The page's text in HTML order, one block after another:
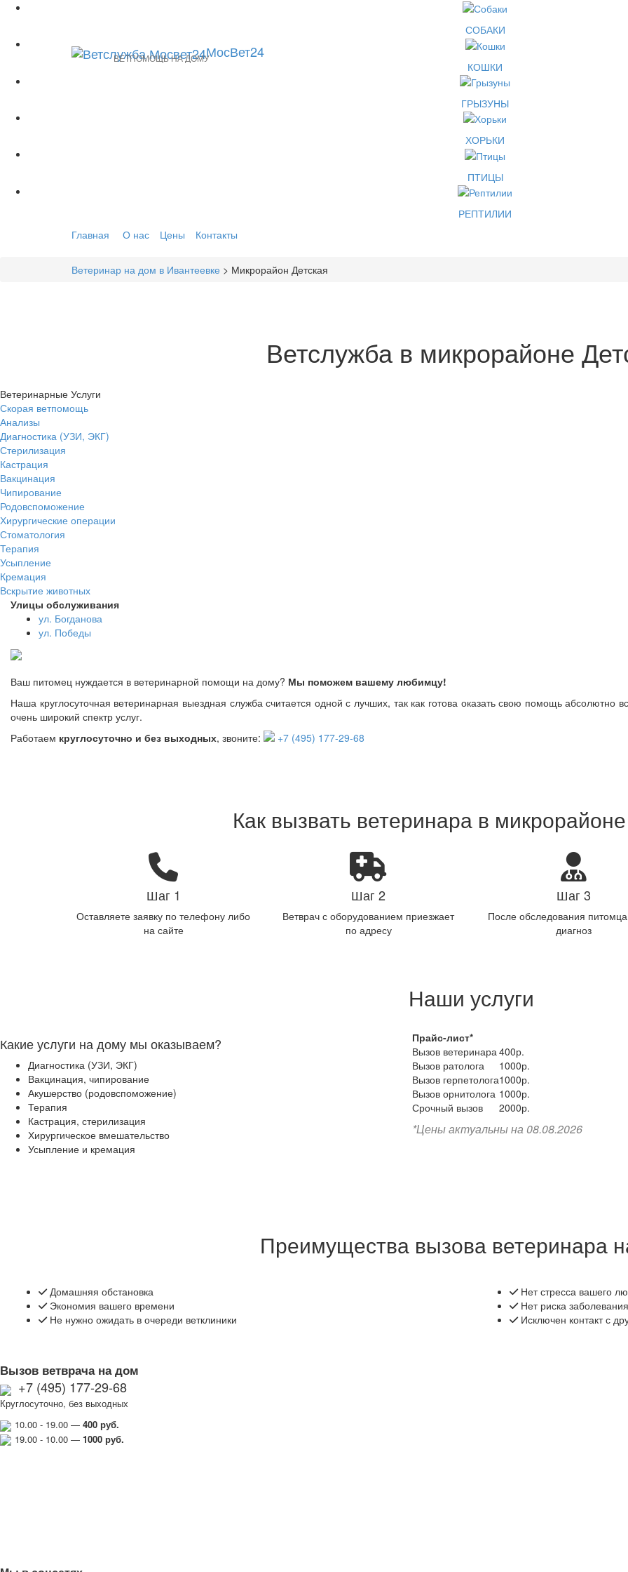
СОБАКИ
КОШКИ
ГРЫЗУНЫ
ХОРЬКИ
ПТИЦЫ
РЕПТИЛИИ
Главная
О нас Цены Контакты
МосВет24
ВЕТПОМОЩЬ НА ДОМУ
Ветеринар на дом в Ивантеевке > Микрорайон Детская
Ветслужба в микрорайоне
Ветеринарные Услуги
Скорая ветпомощь
Анализы
Диагностика (УЗИ, ЭКГ)
Стерилизация
Кастрация
Вакцинация
Чипирование
Родовспоможение
Хирургические операции
Стоматология
Терапия
Усыпление
Кремация
Вскрытие животных
Улицы обслуживания
ул. Богданова
ул. Победы
Ваш питомец нуждается в ветеринарной помощи на дому? Мы поможем вашему любимцу!
Наша круглосуточная ветеринарная выездная служба считается одной с лучших, так как готова оказать свою помощь
очень широкий спектр услуг.
Работаем круглосуточно и без выходных, звоните: +7 (495) 177-29-68
Как вызвать ветеринара в
Шаг 1
Оставляете заявку по телефону либо
на сайте
Шаг 2
Ветврач с оборудованием приезжает
по адресу
Шаг 3
После обследования питомца
диагноз
Наши услуги
Какие услуги на дому мы оказываем?
Диагностика (УЗИ, ЭКГ)
Вакцинация, чипирование
Акушерство (родовспоможение)
Терапия
Кастрация, стерилизация
Хирургическое вмешательство
Усыпление и кремация
Прайс-лист*
Вызов ветеринара400р.
Вызов ратолога
1000р.
Вызов герпетолога1000р.
Вызов орнитолога 1000р.
Срочный вызов
2000р.
*Цены актуальны на 08.08.2026
Преимущества вызова ветеринара
Домашняя обстановка
Экономия вашего времени
Не нужно ожидать в очереди ветклиники
Нет стресса вашего
Нет риска
Исключен контакт с
Вызов ветврача на дом
+7 (495) 177-29-68
Круглосуточно, без выходных
10.00 - 19.00 — 400 руб.
19.00 - 10.00 — 1000 руб.